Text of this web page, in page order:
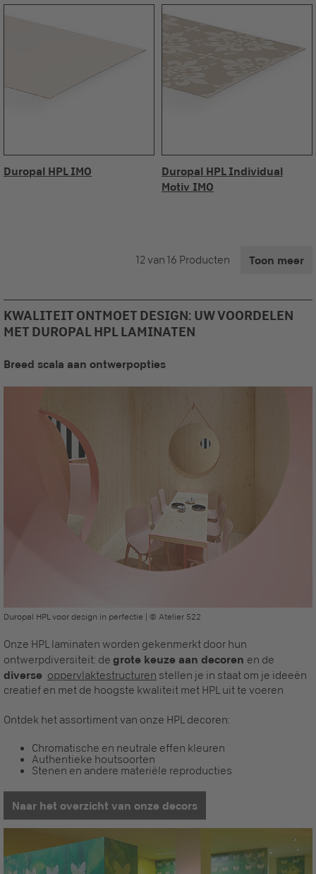
Duropal HPL IMO
Duropal HPL Individual
Motiv IMO
12 van 16 Producten Toon meer
KWALITEIT ONTMOET DESIGN: UW VOORDELEN
MET DUROPAL HPL LAMINATEN
Breed scala aan ontwerpopties
Onze HPL laminaten worden gekenmerkt door hun
ontwerpdiversiteit: de grote keuze aan decoren en de
diverse oppervlaktestructuren stellen je in staat om je ideeën
creatief en met de hoogste kwaliteit met HPL uit te voeren
Ontdek het assortiment van onze HPL decoren:
Chromatische en neutrale effen kleuren
Authentieke houtsoorten
Stenen en andere materiële reproducties
Naar het overzicht van onze decors
Duropal HPL voor design in perfectie | © Atelier 522